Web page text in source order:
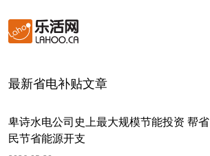
最新省电补贴文章
卑诗水电公司史上最大规模节能投资 帮省
民节省能源开支